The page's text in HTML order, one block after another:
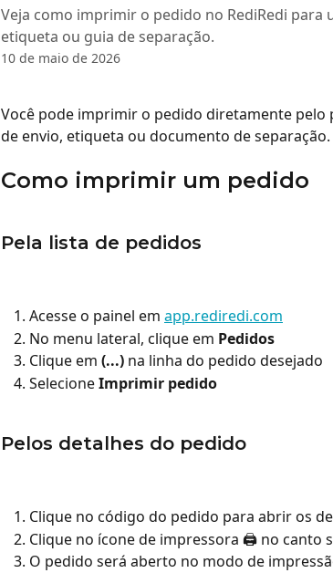
Veja como imprimir o pedido no RediRedi para
etiqueta ou guia de separação.
10 de maio de 2026
Você pode imprimir o pedido diretamente
de envio, etiqueta ou documento de separação.
Como imprimir um pedido
Pela lista de pedidos
Acesse o painel em app.rediredi.com
No menu lateral, clique em Pedidos
Clique em (...) na linha do pedido desejado
Selecione Imprimir pedido
Pelos detalhes do pedido
Clique no código do pedido para abrir os
Clique no ícone de impressora 🖨️ no canto
O pedido será aberto no modo de